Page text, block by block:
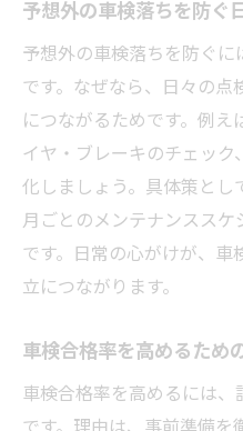
予想外の車検落ちを防ぐ
予想外の車検落ちを防ぐ
です。なぜなら、日々の
につながるためです。例
イヤ・ブレーキのチェッ
化しましょう。具体策とし
月ごとのメンテナンスス
です。日常の心がけが、
立につながります。
車検合格率を高めるため
車検合格率を高めるには
です。理由は、事前準備